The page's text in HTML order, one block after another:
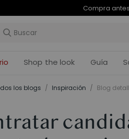
Compra
Shop the look Guía
los blogs / Inspiración / Blog